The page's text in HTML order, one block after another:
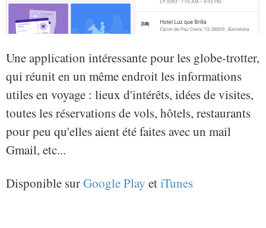
Une application intéressante pour les globe-trotter,
qui réunit en un même endroit les informations
utiles en voyage : lieux d'intérêts, idées de visites,
toutes les réservations de vols, hôtels, restaurants
pour peu qu'elles aient été faites avec un mail
Gmail, etc...
Disponible surGoogle Play etiTunes